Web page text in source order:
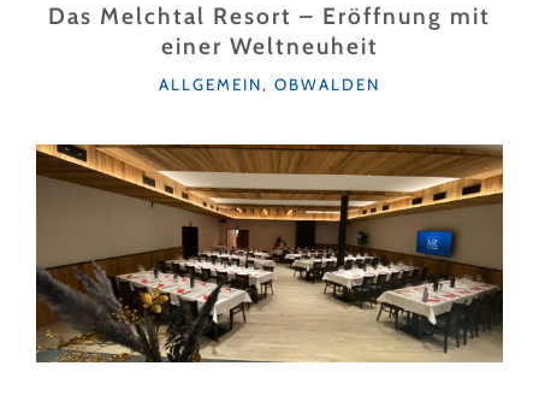
Das Melchtal Resort – Eröffnung mit
einer Weltneuheit
KATEGORIEN
ALLGEMEIN, OBWALDEN